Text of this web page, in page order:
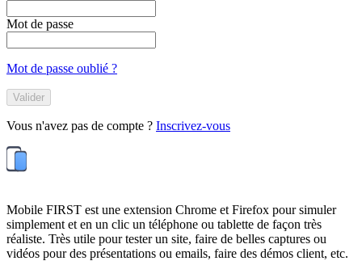
Mot de passe
Mot de passe oublié ?
Valider
Vous n'avez pas de compte ? Inscrivez-vous
Mobile FIRST est une extension Chrome et Firefox pour simuler
simplement et en un clic un téléphone ou tablette de façon très
réaliste. Très utile pour tester un site, faire de belles captures ou
vidéos pour des présentations ou emails, faire des démos client, etc.